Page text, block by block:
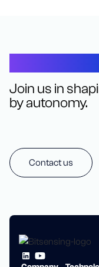
Join us in
by autonomy.
Contact us